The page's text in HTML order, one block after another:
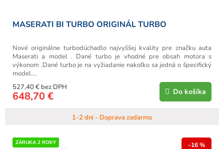
MASERATI BI TURBO ORIGINÁL TURBO
1-2 dni - Doprava zadarmo
527,40 € bez DPH
648,70 € Do košíka
Nové originálne turbodúchadlo najvyššej kvality pre značku auta
Maserati a model . Dané turbo je vhodné pre obsah motora s
výkonom .Dané turbo je na vyžiadanie nakoľko sa jedná o špecifický
model....
ZÁRUKA 2 ROKY
–16 %